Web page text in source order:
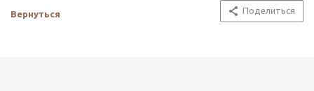
Вернуться Поделиться